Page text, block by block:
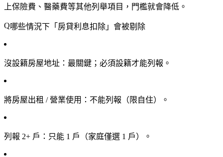
上保險費、醫藥費等其他列舉項目，門檻就會降低。
哪些情況下「房貸利息扣除」會被剔除
沒設籍房屋地址 ：最關鍵；必須設籍才能列報。
將房屋出租 / 營業使用 ：不能列報（限自住）。
列報 2+ 戶 ：只能 1 戶（家庭僅選 1 戶）。